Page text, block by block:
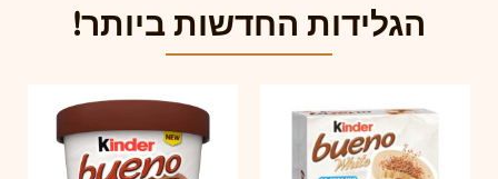
הגלידות החדשות ביותר!